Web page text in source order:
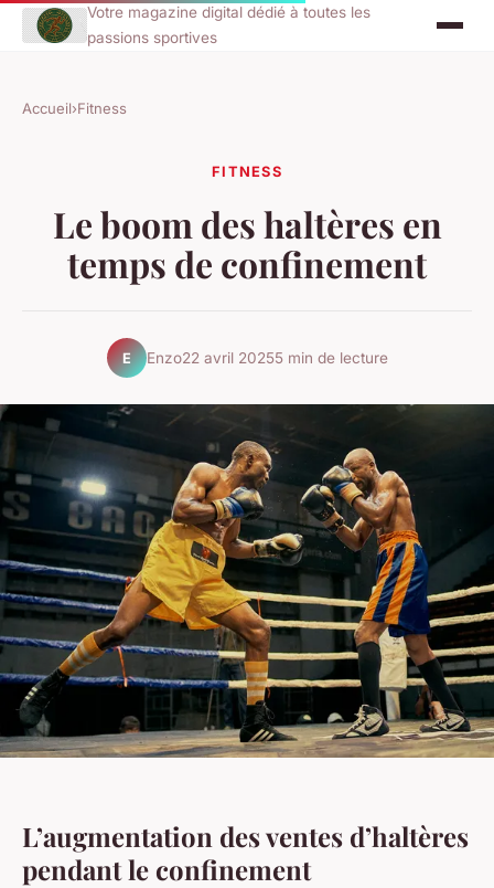
Votre magazine digital dédié à toutes les
passions sportives
Accueil›Fitness
FITNESS
Le boom des haltères en
temps de confinement
E Enzo22 avril 20255 min de lecture
L’augmentation des ventes d’haltères
pendant le confinement